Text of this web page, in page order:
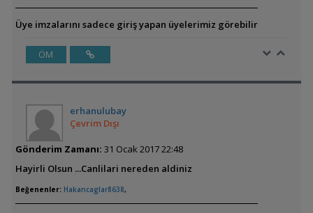
Üye imzalarını sadece giriş yapan üyelerimiz görebilir
ÖM
erhanulubay
Çevrim Dışı
Gönderim Zamanı: 31 Ocak 2017 22:48
Hayirli Olsun ...Canlilari nereden aldiniz
Beğenenler: Hakancaglar8638,